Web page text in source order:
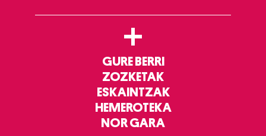
+
GURE BERRI
ZOZKETAK
ESKAINTZAK
HEMEROTEKA
NOR GARA